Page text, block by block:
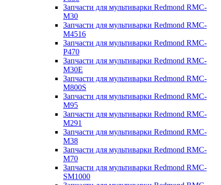
Запчасти для мультиварки Redmond RMC-
M30
Запчасти для мультиварки Redmond RMC-
M4516
Запчасти для мультиварки Redmond RMC-
P470
Запчасти для мультиварки Redmond RMC-
M30E
Запчасти для мультиварки Redmond RMC-
M800S
Запчасти для мультиварки Redmond RMC-
M95
Запчасти для мультиварки Redmond RMC-
M291
Запчасти для мультиварки Redmond RMC-
M38
Запчасти для мультиварки Redmond RMC-
M70
Запчасти для мультиварки Redmond RMC-
SM1000